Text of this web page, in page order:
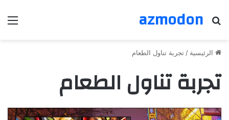
azmodon
بحث عن
الرئيسية / تجربة تناول الطعام
تجربة تناول الطعام